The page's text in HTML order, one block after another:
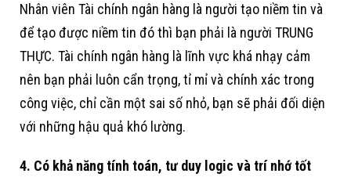
Nhân viên Tài chính ngân hàng là người tạo niềm tin và
để tạo được niềm tin đó thì bạn phải là người TRUNG
THỰC. Tài chính ngân hàng là lĩnh vực khá nhạy cảm
nên bạn phải luôn cẩn trọng, tỉ mỉ và chính xác trong
công việc, chỉ cần một sai số nhỏ, bạn sẽ phải đối diện
với những hậu quả khó lường.
4. Có khả năng tính toán, tư duy logic và trí nhớ tốt